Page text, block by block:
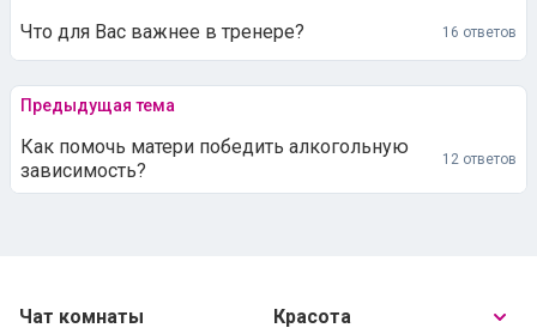
Что для Вас важнее в тренере? 16 ответов
Предыдущая тема
Как помочь матери победить алкогольную
зависимость?
12 ответов
Чат комнаты
Красота